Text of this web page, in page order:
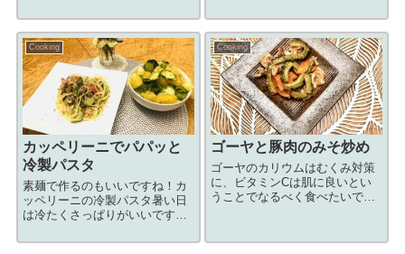
なのでこのくらいで！用意する
もの食材材料分量牛肉150g里芋
300gねぎ1/2本しめじ1/2パック
こんにゃく(今日は玉こんにゃ
く...
豚肩ロース薄切り200g玉ねぎ小
1個にんにく1かけしめじorマッ
シュルーム100g白ワイン大...
Cooking
カッペリーニでパパッと
冷製パスタ
素麺で作るのもいいですね！カ
ッペリーニの冷製パスタ暑い日
は冷たくさっぱりがいいです
分）分量パスタ（1.4mm）200g
Cooking
ゴーヤと豚肉のみそ炒め
ゴーヤのカリウムはむくみ対策
に、ビタミンCは肌に良いとい
うことでなるべく食べたいです
ジやボイルすることで苦味が少